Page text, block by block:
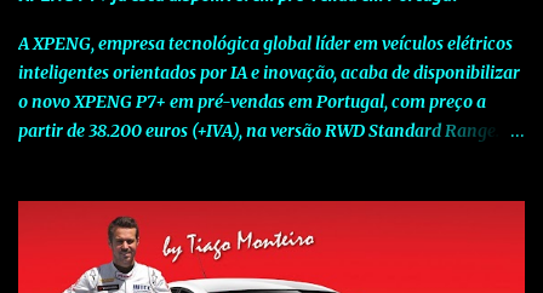
A XPENG, empresa tecnológica global líder em veículos elétricos
inteligentes orientados por IA e inovação, acaba de disponibilizar
o novo XPENG P7+ em pré-vendas em Portugal, com preço a
partir de 38.200 euros (+IVA), na versão RWD Standard Range.
num momento decisivo, em que a indústria automóvel evolui da
mobilidade baseada na potência para a mobilidade baseada na
inteligência. Concebido como um fastback preparado para o